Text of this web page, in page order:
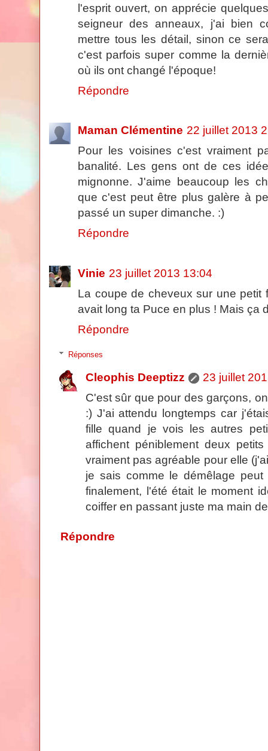
l'esprit ouvert, on apprécie
seigneur des anneaux, j'ai bien
mettre tous les détail, sinon ce
c'est parfois super comme la
où ils ont changé l'époque!
Répondre
Maman Clémentine 22 juillet 2013
Pour les voisines c'est vraiment
banalité. Les gens ont de ces
mignonne. J'aime beaucoup les
que c'est peut être plus galère à
passé un super dimanche. :)
Répondre
Vinie 23 juillet 2013 13:04
La coupe de cheveux sur une petit
avait long ta Puce en plus ! Mais ça
Répondre
Réponses
Cleophis Deeptizz
23 juillet
C'est sûr que pour des garçons,
:) J'ai attendu longtemps car
fille quand je vois les autres
affichent péniblement deux
vraiment pas agréable pour elle
je sais comme le démêlage
finalement, l'été était le moment
coiffer en passant juste ma main
Répondre